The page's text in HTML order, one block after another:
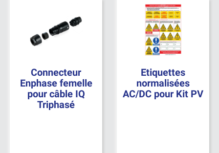
Connecteur
Enphase femelle
pour câble IQ
Triphasé
Etiquettes
normalisées
AC/DC pour Kit PV